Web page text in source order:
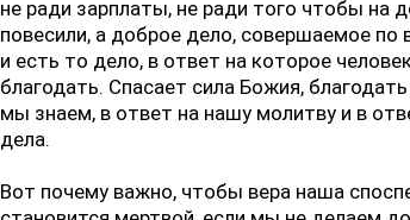
не ради зарплаты, не ради того чтобы на
повесили, а доброе дело, совершаемое по
и есть то дело, в ответ на которое
благодать. Спасает сила Божия,
мы знаем, в ответ на нашу молитву и в
дела.
Вот почему важно, чтобы вера наша